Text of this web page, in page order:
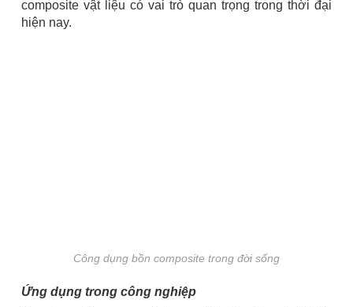
composite vật liệu có vai trò quan trọng trong thời đại
hiện nay.
Công dụng bồn composite trong đời sống
Ứng dụng trong công nghiệp